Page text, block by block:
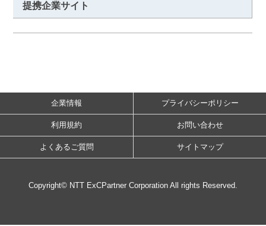
提携企業サイト
企業情報 プライバシーポリシー
利用規約 お問い合わせ
よくあるご質問 サイトマップ
Copyright© NTT ExCPartner Corporation All rights Reserved.